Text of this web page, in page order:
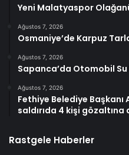
Yeni Malatyaspor
Ağustos 7, 2026
Osmaniye’de Karpuz
Ağustos 7, 2026
Sapanca’da Otomobil Su
Ağustos 7, 2026
Fethiye Belediye Başkanı
saldırıda 4 kişi gözaltına
Rastgele Haberler